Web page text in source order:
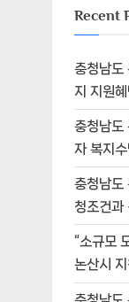
Recent
충청남도
지 지원
충청남도
자 복지
충청남도
청조건과
“소규모
논산시